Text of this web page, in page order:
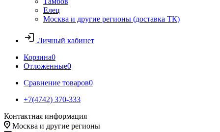
Елец
Москва и другие регионы (доставка ТК)
Личный кабинет
Корзина0
Отложенные0
Сравнение товаров0
+7(4742) 370-333
Контактная информация
Москва и другие регионы